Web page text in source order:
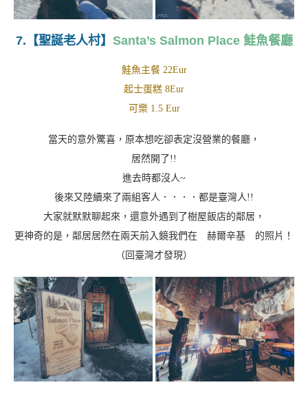
7.【聖誕老人村】 Santa’s Salmon Place 鮭魚餐廳
鮭魚主餐 22Eur
起士蛋糕 8Eur
可樂 1.5 Eur
當天的意外驚喜，原本想吃卻表定沒營業的餐廳，
居然開了!!
進去時都沒人~
後來又陸續來了兩組客人．．．．都是臺灣人!!
大家就默默聊起來，還意外遇到了樹屋飯店的鄰居，
更神奇的是，鄰居居然在兩天前入鏡我們在 赫爾辛基 的照片！
（回臺灣才發現）